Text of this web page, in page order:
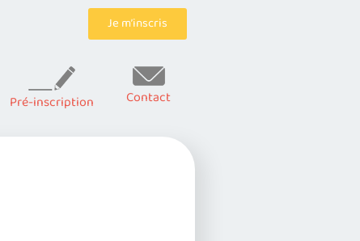
Je m’inscris
Pré-inscription Contact